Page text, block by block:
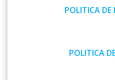
POLITICA DE
POLITICA